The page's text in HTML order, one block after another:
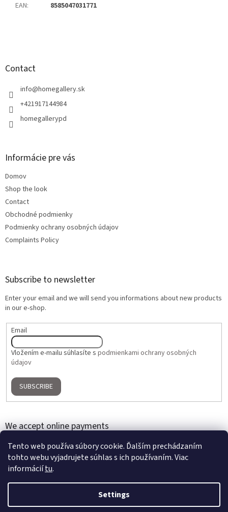
Tento web používa súbory cookie. Ďalším prechádzaním
tohto webu vyjadrujete súhlas s ich používaním. Viac
informáciítu.
Settings
EAN: 8585047031771
Contact
info@homegallery.sk
+421917144984
homegallerypd
Informácie pre vás
Domov
Shop the look
Contact
Obchodné podmienky
Podmienky ochrany osobných údajov
Complaints Policy
Subscribe to newsletter
Enter your email and we will send you informations about new products
in our e-shop.
Email
Vložením e-mailu súhlasíte s podmienkami ochrany osobných
údajov
SUBSCRIBE
We accept online payments
Created by Shoptet